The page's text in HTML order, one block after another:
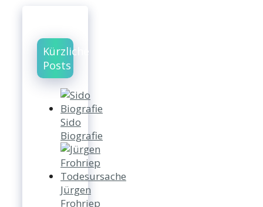
Kürzliche
Posts
Sido
Biografie
Jürgen
Frohriep